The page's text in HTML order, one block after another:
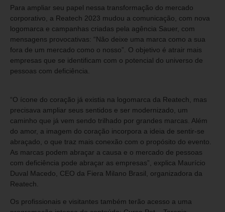
Para ampliar seu papel nessa transformação do mercado
corporativo, a Reatech 2023 mudou a comunicação, com nova
logomarca e campanhas criadas pela agência Sauer, com
mensagens provocativas: “Não deixe uma marca como a sua
fora de um mercado como o nosso”. O objetivo é atrair mais
empresas que se identificam com o potencial do universo de
pessoas com deficiência.
“O ícone do coração já existia na logomarca da Reatech, mas
precisava ampliar seus sentidos e ser modernizado, um
caminho que já vem sendo trilhado por grandes marcas. Além
do amor, a imagem do coração incorpora a ideia de sentir-se
abraçado, o que traz mais conexão com o propósito do evento.
As marcas podem abraçar a causa e o mercado de pessoas
com deficiência pode abraçar as empresas”, explica Maurício
Duval Macedo, CEO da Fiera Milano Brasil, organizadora da
Reatech.
Os profissionais e visitantes também terão acesso a uma